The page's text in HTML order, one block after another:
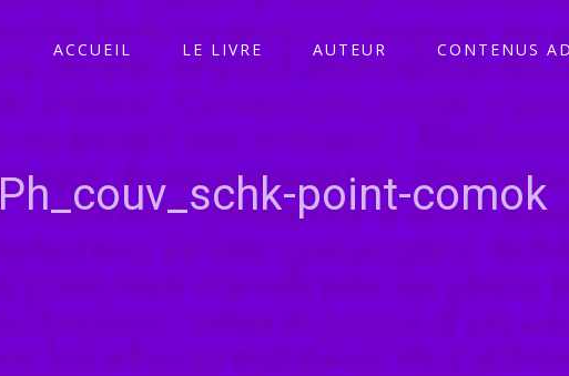
ACCUEIL LE LIVRE AUTEUR CONTENUS
Ph_couv_schk-point-comok